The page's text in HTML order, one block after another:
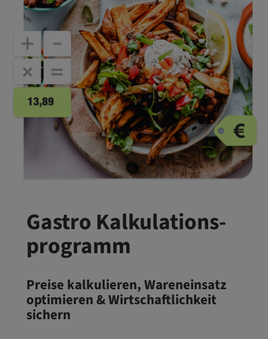
Gastro Kalkulations­
programm
Preise kalkulieren, Wareneinsatz
optimieren & Wirtschaftlichkeit
sichern